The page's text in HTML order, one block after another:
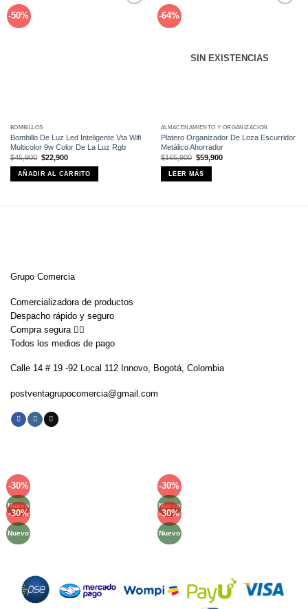
-50%
BOMBILLOS
Bombillo De Luz Led Inteligente Vta Wifi
Multicolor 9w Color De La Luz Rgb
$45,900 El
precio
original
era:
$45,900.
$22,900El
actual
es:
$22,900.
AÑADIR AL CARRITO
-64%
SIN EXISTENCIAS
ALMACENAMIENTO Y ORGANIZACIÓN
Platero Organizador De Loza Escurridor
Metálico Ahorrador
$165,900 El
precio
original
era:
$165,900.
$59,900El
LEER MÁS
Grupo Comercia
Comercializadora de productos
Despacho rápido y seguro
Compra segura 👇🏼
Todos los medios de pago
Calle 14 # 19 -92 Local 112 Innovo, Bogotá, Colombia
postventagrupocomercia@gmail.com
-30%
Nuevo
-30%
Nuevo
-30%
Nuevo
-30%
Nuevo